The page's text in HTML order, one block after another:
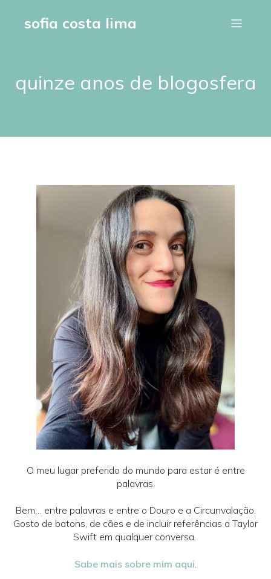
sofia costa lima
quinze anos de blogosfera
O meu lugar preferido do mundo para estar é entre
palavras.
Bem… entre palavras e entre o Douro e a Circunvalação.
Gosto de batons, de cães e de incluir referências a Taylor
Swift em qualquer conversa.
Sabe mais sobre mim aqui.